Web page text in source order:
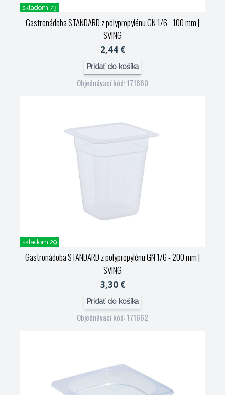
skladom 73
Gastronádoba STANDARD z polypropylénu GN 1/6 - 100 mm|
SVING
2,44 €
Pridať do košíka
Objednávací kód: 171660
skladom 29
Gastronádoba STANDARD z polypropylénu GN 1/6 - 200 mm|
SVING
3,30 €
Pridať do košíka
Objednávací kód: 171662